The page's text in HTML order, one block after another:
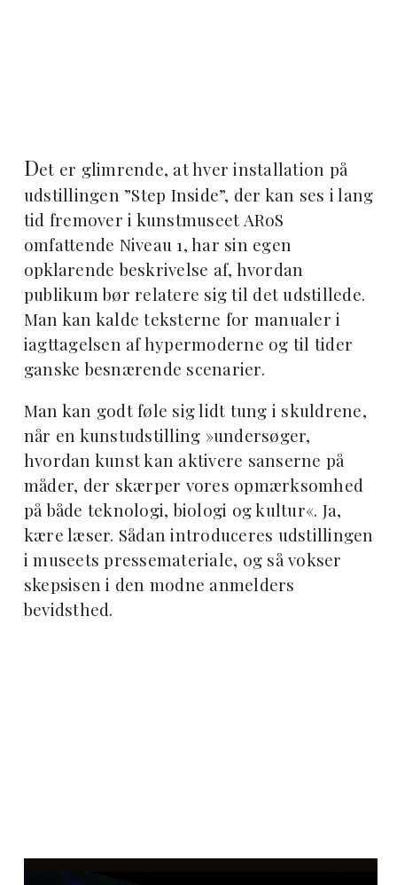
Det er glimrende, at hver installation på
udstillingen ”Step Inside”, der kan ses i lang
tid fremover i kunstmuseet ARoS
omfattende Niveau 1, har sin egen
opklarende beskrivelse af, hvordan
publikum bør relatere sig til det udstillede.
Man kan kalde teksterne for manualer i
iagttagelsen af hypermoderne og til tider
ganske besnærende scenarier.
Man kan godt føle sig lidt tung i skuldrene,
når en kunstudstilling »undersøger,
hvordan kunst kan aktivere sanserne på
måder, der skærper vores opmærksomhed
på både teknologi, biologi og kultur«. Ja,
kære læser. Sådan introduceres udstillingen
i museets pressemateriale, og så vokser
skepsisen i den modne anmelders
bevidsthed.